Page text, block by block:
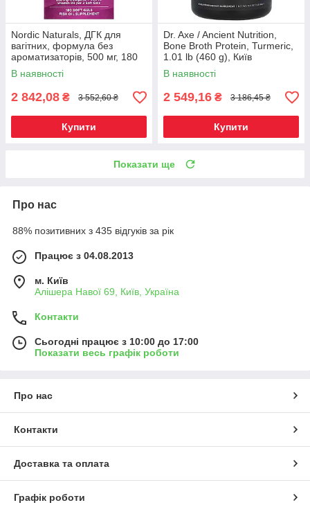
Nordic Naturals, ДГК для
вагітних, формула без
ароматизаторів, 500 мг, 180
желатинових капсул, Київ
В наявності
2 842,08 ₴ 3 552,60 ₴
Купити
Dr. Axe / Ancient Nutrition,
Bone Broth Protein, Turmeric,
1.01 lb (460 g), Київ
В наявності
2 549,16 ₴ 3 186,45 ₴
Купити
Показати ще
Про нас
88% позитивних з 435 відгуків за рік
Працює з 04.08.2013
м. Київ
Алішера Навої 69, Київ, Україна
Контакти
Сьогодні працює з 10:00 до 17:00
Показати весь графік роботи
Про нас
Контакти
Доставка та оплата
Графік роботи